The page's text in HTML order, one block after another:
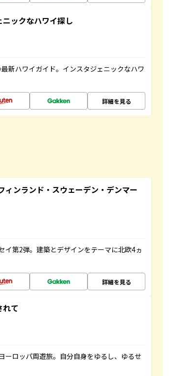
ックなハワイ探し
新ハワイガイド。インスタジェニックなハワ
詳細を見る
ンランド・スウェーデン・デンマー
イ第2弾。建築とデザインをテーマに北欧4ヵ
詳細を見る
て
ーロッパ周遊旅。自分自身をゆるし、ゆるせ